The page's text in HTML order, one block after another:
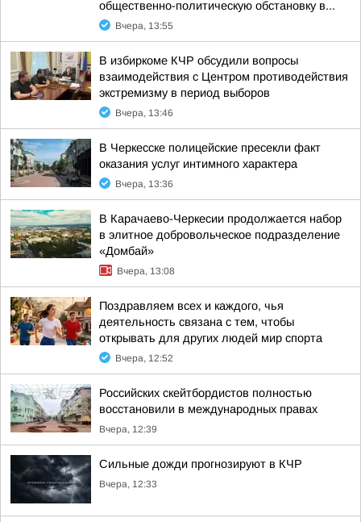
общественно-политическую обстановку в...
Вчера, 13:55
В избиркоме КЧР обсудили вопросы
взаимодействия с Центром противодействия
экстремизму в период выборов
Вчера, 13:46
В Черкесске полицейские пресекли факт
оказания услуг интимного характера
Вчера, 13:36
В Карачаево-Черкесии продолжается набор
в элитное добровольческое подразделение
«Домбай»
Вчера, 13:08
Поздравляем всех и каждого, чья
деятельность связана с тем, чтобы
открывать для других людей мир спорта
Вчера, 12:52
Российских скейтбордистов полностью
восстановили в международных правах
Вчера, 12:39
Сильные дожди прогнозируют в КЧР
Вчера, 12:33